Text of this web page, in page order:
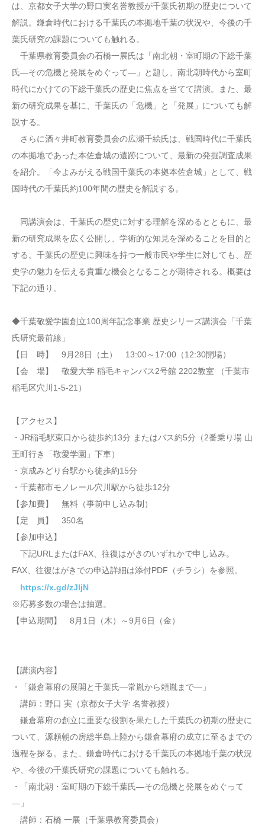
は、京都女子大学の野口実名誉教授が千葉氏初期の歴史について
解説。鎌倉時代における千葉氏の本拠地千葉の状況や、今後の千
葉氏研究の課題についても触れる。
千葉県教育委員会の石橋一展氏は「南北朝・室町期の下総千葉
氏―その危機と発展をめぐって―」と題し、南北朝時代から室町
時代にかけての下総千葉氏の歴史に焦点を当てて講演。また、最
新の研究成果を基に、千葉氏の「危機」と「発展」についても解
説する。
さらに酒々井町教育委員会の広瀬千絵氏は、戦国時代に千葉氏
の本拠地であった本佐倉城の遺跡について、最新の発掘調査成果
を紹介。「今よみがえる戦国千葉氏の本拠本佐倉城」として、戦
国時代の千葉氏約100年間の歴史を解説する。
同講演会は、千葉氏の歴史に対する理解を深めるとともに、最
新の研究成果を広く公開し、学術的な知見を深めることを目的と
する。千葉氏の歴史に興味を持つ一般市民や学生に対しても、歴
史学の魅力を伝える貴重な機会となることが期待される。概要は
下記の通り。
◆千葉敬愛学園創立100周年記念事業 歴史シリーズ講演会「千葉
氏研究最前線」
【日 時】 9月28日（土） 13:00～17:00（12:30開場）
【会 場】 敬愛大学 稲毛キャンパス2号館 2202教室 （千葉市
稲毛区穴川1-5-21）
【アクセス】
・JR稲毛駅東口から徒歩約13分 またはバス約5分（2番乗り場 山
王町行き「敬愛学園」下車）
・京成みどり台駅から徒歩約15分
・千葉都市モノレール穴川駅から徒歩12分
【参加費】 無料（事前申し込み制）
【定 員】 350名
【参加申込】
下記URLまたはFAX、往復はがきのいずれかで申し込み。
FAX、往復はがきでの申込詳細は添付PDF（チラシ）を参照。
https://x.gd/zJljN
※応募多数の場合は抽選。
【申込期間】 8月1日（木）～9月6日（金）
【講演内容】
・「鎌倉幕府の展開と千葉氏―常胤から頼胤まで―」
講師：野口 実（京都女子大学 名誉教授）
鎌倉幕府の創立に重要な役割を果たした千葉氏の初期の歴史に
ついて、源頼朝の房総半島上陸から鎌倉幕府の成立に至るまでの
過程を探る。また、鎌倉時代における千葉氏の本拠地千葉の状況
や、今後の千葉氏研究の課題についても触れる。
・「南北朝・室町期の下総千葉氏―その危機と発展をめぐって
―」
講師：石橋 一展（千葉県教育委員会）